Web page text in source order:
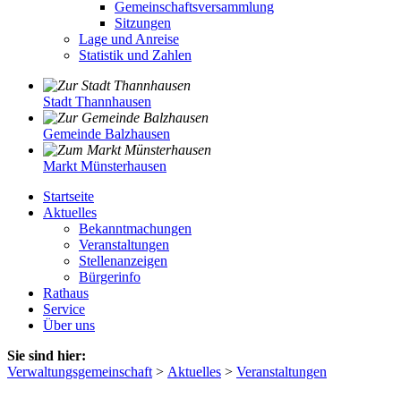
Gemeinschaftsversammlung
Sitzungen
Lage und Anreise
Statistik und Zahlen
Stadt Thannhausen
Gemeinde Balzhausen
Markt Münsterhausen
Startseite
Aktuelles
Bekanntmachungen
Veranstaltungen
Stellenanzeigen
Bürgerinfo
Rathaus
Service
Über uns
Sie sind hier:
Verwaltungsgemeinschaft > Aktuelles > Veranstaltungen